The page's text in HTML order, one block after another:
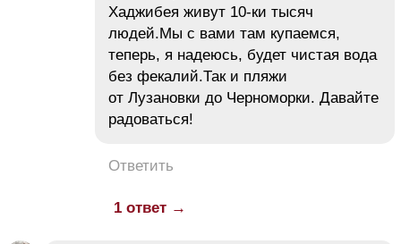
Хаджибея живут 10-ки тысяч
людей.Мы с вами там купаемся,
теперь, я надеюсь, будет чистая вода
без фекалий.Так и пляжи
от Лузановки до Черноморки. Давайте
радоваться!
Ответить
1 ответ →